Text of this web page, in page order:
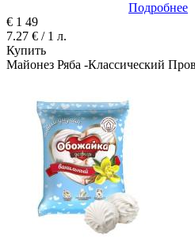
Подробнее
€ 1 49
7.27 € / 1 л.
Купить
Майонез Ряба -Классический